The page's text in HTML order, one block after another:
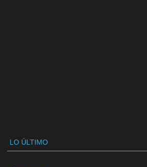
LO ÚLTIMO